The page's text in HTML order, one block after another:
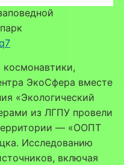
космонавтики,
ЭкоСфера вместе
«Экологический
из ЛГПУ провели
— «ООПТ
Исследованию
включая